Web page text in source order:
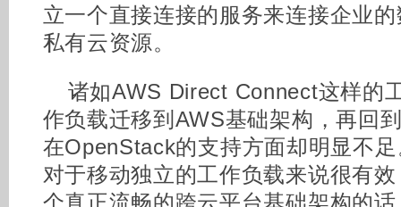
立一个直接连接的服务来连接企业
私有云资源。
诸如AWS Direct Connect这样的
作负载迁移到AWS基础架构，再回
在OpenStack的支持方面却明显不
对于移动独立的工作负载来说很有